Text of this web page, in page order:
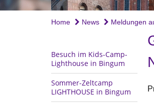
Home News Meldungen
Besuch im Kids-Camp-
Lighthouse in Bingum
Sommer-Zeltcamp
LIGHTHOUSE in Bingum